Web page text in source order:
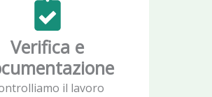
Verifica e
il lavoro